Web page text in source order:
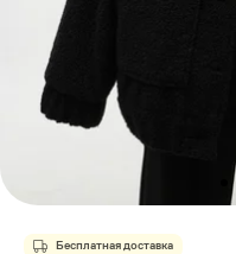
Бесплатная доставка